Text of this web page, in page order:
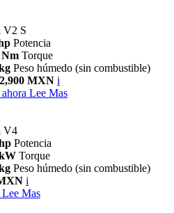
V2 S
Potencia
Nm Torque
Peso húmedo (sin combustible)
MXN i
Lee Mas
V4
Potencia
Torque
Peso húmedo (sin combustible)
i
Lee Mas